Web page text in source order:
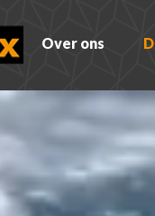
Over ons